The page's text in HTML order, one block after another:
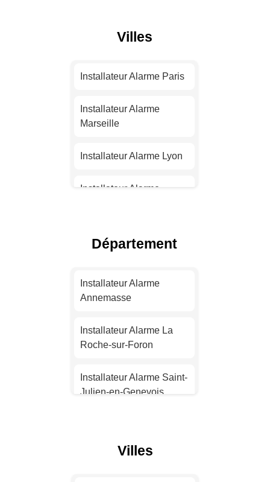
Villes
Installateur Alarme Paris
Installateur Alarme
Marseille
Installateur Alarme Lyon
Installateur Alarme
Installateur Alarme Nice
Nantes
Strasbourg
Montpellier
Installateur Alarme Lille
Département
Installateur Alarme
Annemasse
Installateur Alarme La
Roche-sur-Foron
Installateur Alarme Saint-
Julien-en-Genevois
Villes